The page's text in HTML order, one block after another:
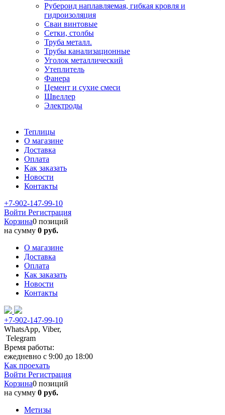
Рубероид наплавляемая, гибкая кровля и
гидроизоляция
Сваи винтовые
Сетки, столбы
Труба металл.
Трубы канализационные
Уголок металлический
Утеплитель
Фанера
Цемент и сухие смеси
Швеллер
Электроды
Теплицы
О магазине
Доставка
Оплата
Как заказать
Новости
Контакты
+7-902-147-99-10
Войти Регистрация
Корзина0 позиций
на сумму 0 руб.
О магазине
Доставка
Оплата
Как заказать
Новости
Контакты
+7-902-147-99-10
WhatsApp, Viber,
Telegram
Время работы:
ежедневно с 9:00 до 18:00
Как проехать
Войти Регистрация
Корзина0 позиций
на сумму 0 руб.
Метизы